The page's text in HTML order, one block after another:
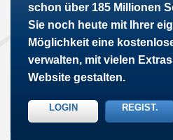
schon über 185 Millionen
Sie noch heute mit Ihrer
Möglichkeit eine
verwalten, mit vielen
Website gestalten.
LOGIN REGIST.